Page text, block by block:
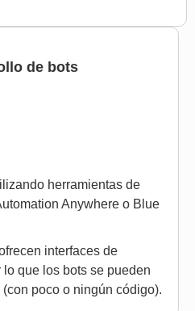
de bots
herramientas de
Anywhere o Blue
interfaces de
lo que los bots se pueden
poco o ningún código).